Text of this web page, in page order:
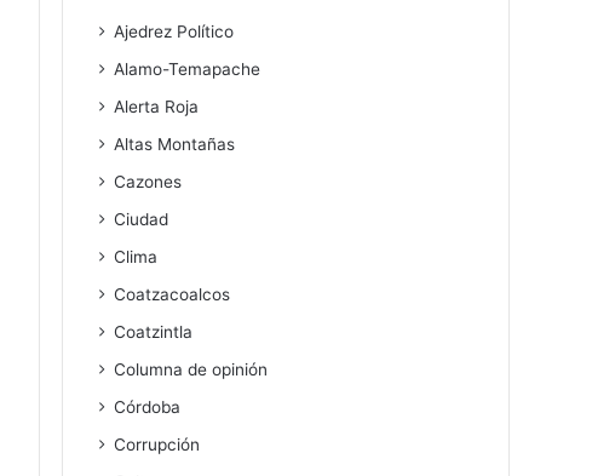
Ajedrez Político
Alamo-Temapache
Alerta Roja
Altas Montañas
Cazones
Ciudad
Clima
Coatzacoalcos
Coatzintla
Columna de opinión
Córdoba
Corrupción